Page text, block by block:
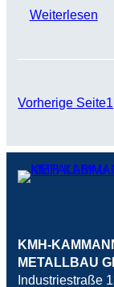
Weiterlesen
Vorherige Seite1
KMH-
METALLBAU
Industriestraße